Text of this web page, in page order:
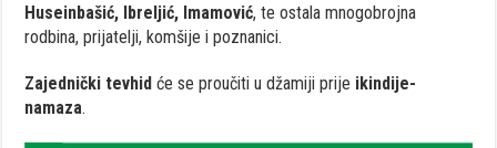
Huseinbašić, Ibreljić, Imamović, te ostala mnogobrojna
rodbina, prijatelji, komšije i poznanici.
Zajednički tevhid će se proučiti u džamiji prije ikindije-
namaza.